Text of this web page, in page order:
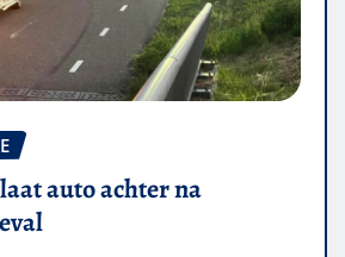
auto achter na